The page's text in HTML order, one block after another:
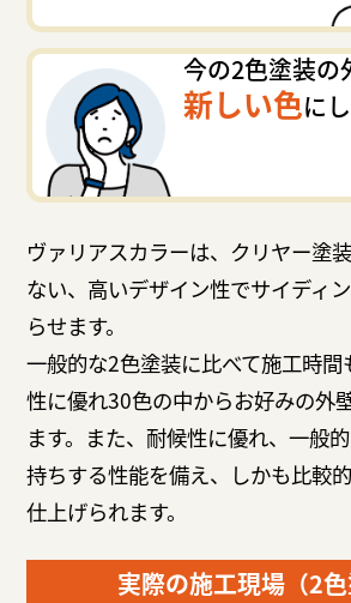
今の2色塗装の
新しい色に
ヴァリアスカラーは、クリヤー塗
ない、高いデザイン性でサイディ
らせます。
一般的な2色塗装に比べて施工時
性に優れ30色の中からお好みの外
ます。また、耐候性に優れ、一般
持ちする性能を備え、しかも比較
仕上げられます。
実際の施工現場（2色